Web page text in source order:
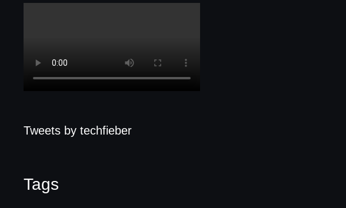
Tweets by techfieber
Tags